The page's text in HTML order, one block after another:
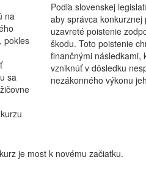
na
pokles
sa
Podľa slovenskej
aby správca konkurznej
uzavreté poistenie
škodu. Toto poistenie
finančnými následkami,
vzniknúť v dôsledku
nezákonného výkonu
je most k novému začiatku.